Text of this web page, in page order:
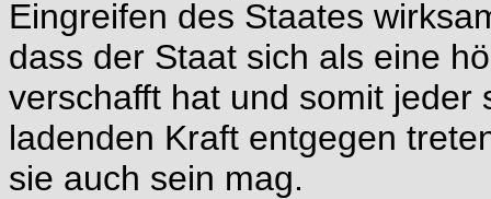
Eingreifen des Staates
dass der Staat sich als eine
verschafft hat und somit jeder
ladenden Kraft entgegen
sie auch sein mag.